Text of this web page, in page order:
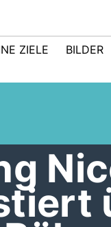
ZIELE BILDER